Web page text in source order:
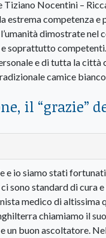
Tiziano Nocentini –
estrema competenza
dimostrate nel
soprattutto
e di tutta la città
camice bianco
il “grazie”
e io siamo stati
standard di cura e
medico di altissima
chiamiamo il
un buon ascoltatore.